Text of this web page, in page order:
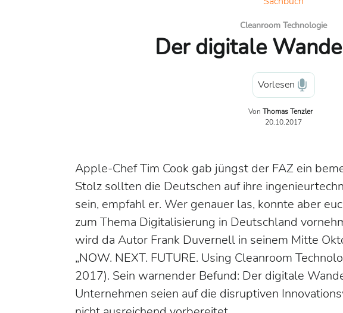
Cleanroom Technologie
Der digitale
Vorlesen
Von Thomas Tenzler
20.10.2017
Apple-Chef Tim Cook gab jüngst der FAZ ein
Stolz sollten die Deutschen auf ihre
sein, empfahl er. Wer genauer las, konnte aber
zum Thema Digitalisierung in Deutschland
wird da Autor Frank Duvernell in seinem Mitte
„NOW. NEXT. FUTURE. Using Cleanroom
2017). Sein warnender Befund: Der digitale
Unternehmen seien auf die disruptiven